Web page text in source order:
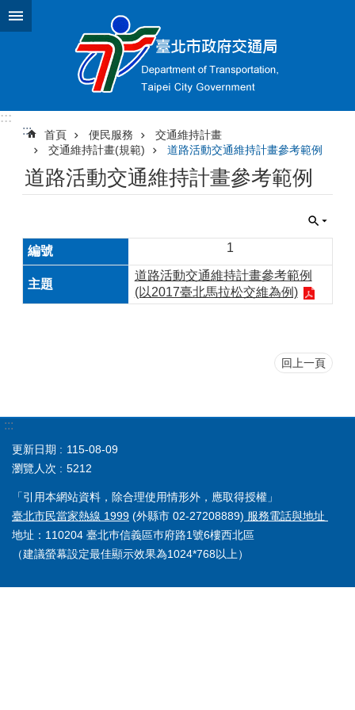
跳到主要內容區塊
:::
:::
首頁 便民服務
交通維持計畫
交通維持計畫(規範)
道路活動交通維持計畫參考範例
道路活動交通維持計畫參考範例
1
道路活動交通維持計畫參考範例
(以2017臺北馬拉松交維為例)
回上一頁
:::
更新日期
115-08-09
瀏覽人次
5212
「引用本網站資料，除合理使用情形外，應取得授權」
臺北市民當家熱線 1999 (外縣市 02-27208889) 服務電話與地址
地址：110204 臺北巿信義區巿府路1號6樓西北區
（建議螢幕設定最佳顯示效果為1024*768以上）